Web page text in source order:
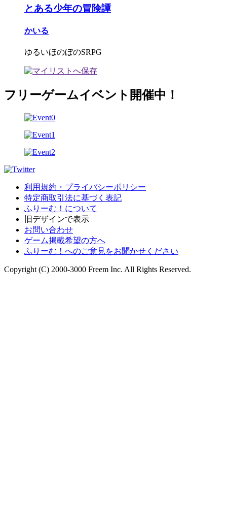
とある少年の冒険譚
かいる
ゆるいほのぼのSRPG
フリーゲームイベント開催中！
利用規約・プライバシーポリシー
特定商取引法に基づく表記
ふりーむ！について
旧デザインで表示
お問い合わせ
ゲーム掲載希望の方へ
ふりーむ！へのご意見をお聞かせください
Copyright (C) 2000-3000 Freem Inc. All Rights Reserved.